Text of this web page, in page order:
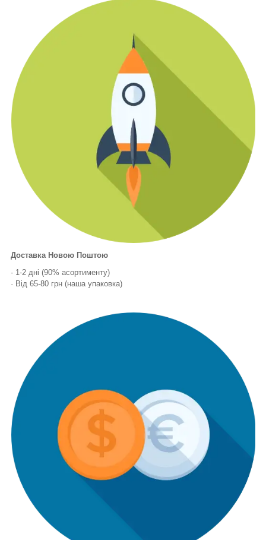
Доставка Новою Поштою
· 1-2 дні (90% асортименту)
· Від 65-80 грн (наша упаковка)